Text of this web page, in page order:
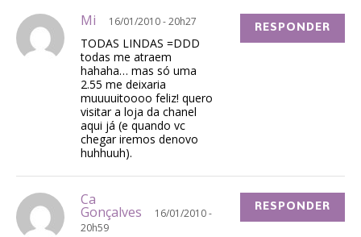
Mi 16/01/2010 - 20h27
TODAS LINDAS =DDD
todas me atraem
hahaha… mas só uma
2.55 me deixaria
muuuuitoooo feliz! quero
visitar a loja da chanel
aqui já (e quando vc
chegar iremos denovo
huhhuuh).
RESPONDER
Ca
Gonçalves
16/01/2010 -
20h59
RESPONDER